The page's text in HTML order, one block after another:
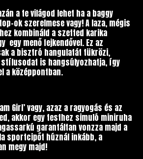
a te világod lehet ha a baggy
ok szerelmese vagy! A laza, mégis
kombináld a szetted karika
egy menő fejkendővel. Ez az
a bisztró hangulatát tükrözi,
stílusodat is hangsúlyozhatja, így
a középpontban.
Girl’ vagy, azaz a ragyogás és az
akkor egy testhez simuló miniruha
garantáltan vonzza majd a
sportcipőt húznál inkább, a
megy majd!